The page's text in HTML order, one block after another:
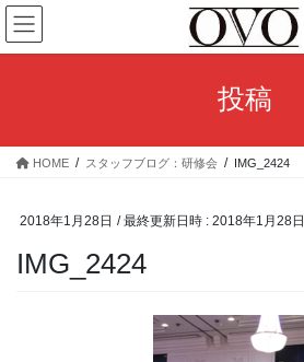
コ
ン
テ
ス
ナ
ビ
ゲ
ン
投稿
HOME スタッフブログ：研修会 IMG_2424
2018年1月28日 / 最終更新日時 : 2018年1月28日
IMG_2424